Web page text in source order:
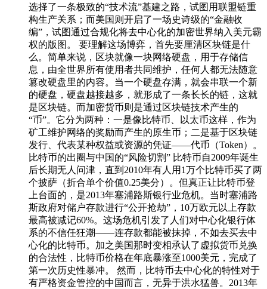
选择了一条极致的“技术流”基建之路，试图用联盟链重
构生产关系；而美国则开启了一场史诗级的“金融收
编”，试图通过合规化将去中心化的加密世界纳入美元霸
权的版图。 要理解这场博弈，首先要厘清区块链是什
么。简单来说，区块就像一块网络硬盘，用于存储信
息，由全世界所有使用者共同维护，任何人都无法随意
篡改硬盘里的内容。当一个硬盘存满，就会串联一个新
的硬盘，硬盘越接越多，就形成了一条长长的链，这就
是区块链。而加密货币则是通过区块链技术产生的
“币”。它分为两种：一是像比特币、以太币这样，作为
矿工维护网络的奖励而产生的原生币；二是基于区块链
发行、代表某种权益或资源的凭证——代币（Token）。
比特币的出圈与中国的“风险切割” 比特币自2009年诞生
后长期无人问津，直到2010年有人用1万个比特币买了两
个披萨（折合单个价值0.25美分）。但真正让比特币登
上台面的，是2013年塞浦路斯银行业危机。当时塞浦路
斯政府对储户存款进行“公开抢劫”，10万欧元以上存款
最高被减记60%。这场危机引发了人们对中心化银行体
系的不信任狂潮——连存款都能被抹掉，不如去买去中
心化的比特币。加之美国那时变相承认了虚拟货币兑换
的合法性，比特币价格在年底暴涨至1000美元，完成了
第一次历史性暴冲。 然而，比特币去中心化的特性对于
有严格资金管控的中国而言，无异于洪水猛兽。2013年